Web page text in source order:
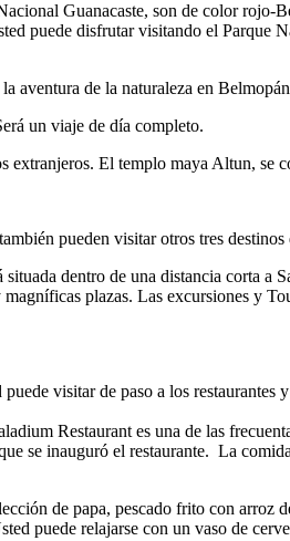
Guanacaste, son de color
puede disfrutar visitando el Parque
aventura de la naturaleza en
un viaje de día completo.
extranjeros. El templo maya Altun, se
pueden visitar otros tres
dentro de una distancia corta a
plazas. Las excursiones y
visitar de paso a los restaurantes
Restaurant es una de las
se inauguró el restaurante. La
de papa, pescado frito con arroz
puede relajarse con un vaso de